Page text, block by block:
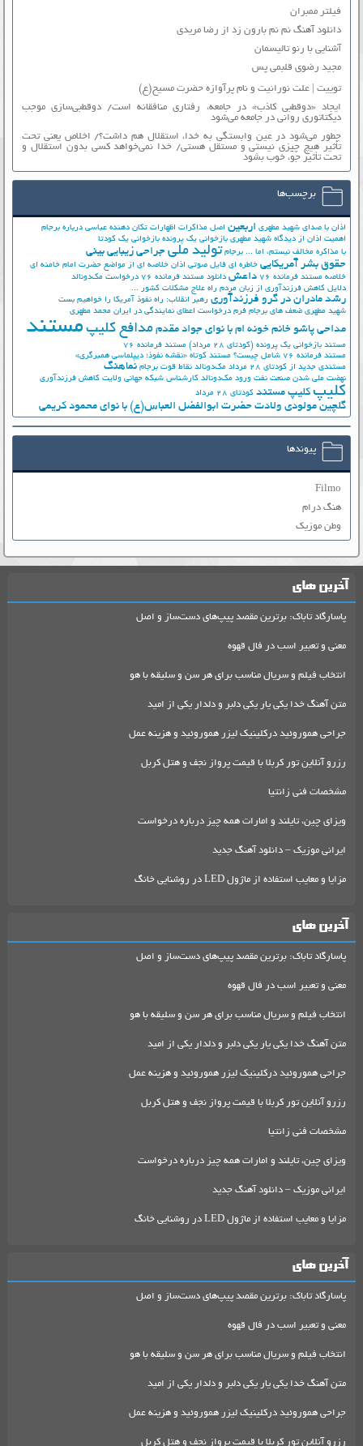
فیلتر ممبران
دانلود آهنگ نم نم بارون زد از رضا مریدی
آشنایی با رنو تالیسمان
مجید رضوی قلبمی پس
توییت | علت نورانیت و نام پرآوازه حضرت مسیح(ع)
ایجاد «دوقطبی کاذب» در جامعه، رفتاری منافقانه است/ دوقطبی‌سازی موجب
دیکتاتوری روانی در جامعه می‌شود
چطور می‌شود در عین وابستگی به خدا، استقلال هم داشت؟/ اخلاص یعنی تحت
تأثیر هیچ چیزی نیستی و مستقل هستی/ خدا نمی‌خواهد کسی بدون استقلال و
تحت تأثیر جوّ، خوب بشود
برچسب‌ها
اذان با صدای شهید مطهری اربعین اصل مذاکرات اظهارات تکان دهنده عباسی درباره برجام
اهمیت اذان از دیدگاه شهید مطهری بازخوانی یک پرونده بازخوانی یک کودتا
با مذاکره مخالف نیستم، اما ... برجام تولید ملی جراحی زیبایی بینی
حقوق بشر آمریکایی خاطره ای فایل صوتی اذان خلاصه ای از مواضع حضرت امام خامنه ای
خلاصه مستند فرمانده 76
داعش دانلود مستند فرمانده 76
درخواست مک‌دونالد
دلایل کاهش فرزندآوری از زبان مردم راه علاج مشکلات کشور ...
رشد مادران در گرو فرزندآوری رهبر انقلاب: راه نفوذ آمریکا را خواهیم بست
شهید مطهری ضعف های برجام فرم درخواست اعطای نمایندگی در ایران محمد مطهری
مداحی پاشو خانم خونه ام با نوای جواد مقدم مدافع کلیپ مستند
مستند بازخوانی یک پرونده (کودتای 28 مرداد)
مستند فرمانده 76
مستند فرمانده 76 شامل چیست؟
مستند کوتاه «نقشه نفوذ؛ دیپلماسی همبرگری»
مستندی جدید از کودتای 28 مرداد
مک‌دونالد نقاط قوت برجام نماهنگ
نهضت ملي شدن صنعت نفت ورود مک‌دونالد کارشناس شبکه جهانی ولایت کاهش فرزندآوری
کلیپ کلیپ مستند کودتای 28 مرداد
گلچین مولودی ولادت حضرت ابوالفضل العباس(ع) با نوای محمود کریمی
پیوندها
Filmo
هنگ درام
وطن موزیک
آخرین های
پاسارگاد تاباک: برترین مقصد پیپ‌های دست‌ساز و اصل
معنی و تعبیر اسب در فال قهوه
انتخاب فیلم و سریال مناسب برای هر سن و سلیقه با هو
متن آهنگ خدا یکی یار یکی دلبر و دلدار یکی از امید
جراحی هموروئید درکلینیک لیزر هموروئید و هزینه عمل
رزرو آنلاین تور کربلا با قیمت پرواز نجف و هتل کربل
مشخصات فنی زانتیا
ویزای چین، تایلند و امارات همه چیز درباره درخواست
ایرانی موزیک – دانلود آهنگ جدید
مزایا و معایب استفاده از ماژول LED در روشنایی خانگ
آخرین های
پاسارگاد تاباک: برترین مقصد پیپ‌های دست‌ساز و اصل
معنی و تعبیر اسب در فال قهوه
انتخاب فیلم و سریال مناسب برای هر سن و سلیقه با هو
متن آهنگ خدا یکی یار یکی دلبر و دلدار یکی از امید
جراحی هموروئید درکلینیک لیزر هموروئید و هزینه عمل
رزرو آنلاین تور کربلا با قیمت پرواز نجف و هتل کربل
مشخصات فنی زانتیا
ویزای چین، تایلند و امارات همه چیز درباره درخواست
ایرانی موزیک – دانلود آهنگ جدید
مزایا و معایب استفاده از ماژول LED در روشنایی خانگ
آخرین های
پاسارگاد تاباک: برترین مقصد پیپ‌های دست‌ساز و اصل
معنی و تعبیر اسب در فال قهوه
انتخاب فیلم و سریال مناسب برای هر سن و سلیقه با هو
متن آهنگ خدا یکی یار یکی دلبر و دلدار یکی از امید
جراحی هموروئید درکلینیک لیزر هموروئید و هزینه عمل
رزرو آنلاین تور کربلا با قیمت پرواز نجف و هتل کربل